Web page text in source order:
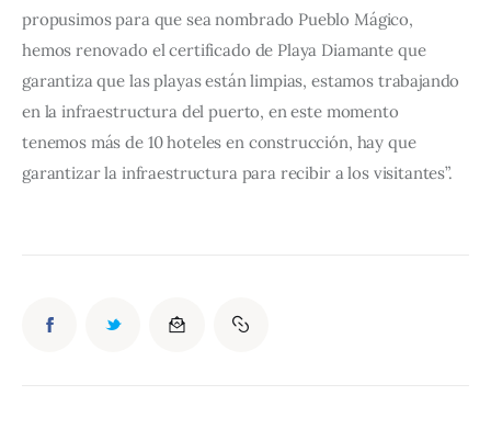
propusimos para que sea nombrado Pueblo Mágico,
hemos renovado el certificado de Playa Diamante que
garantiza que las playas están limpias, estamos trabajando
en la infraestructura del puerto, en este momento
tenemos más de 10 hoteles en construcción, hay que
garantizar la infraestructura para recibir a los visitantes”.